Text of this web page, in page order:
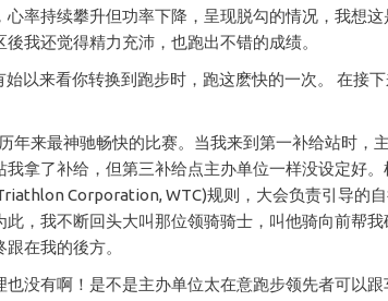
心率持续攀升但功率下降，呈现脱勾的情况，我想这
我还觉得精力充沛，也跑出不错的成绩。
始以来看你转换到跑步时，跑这麽快的一次。 在接
年来最神驰畅快的比赛。当我来到第一补给站时，
我拿了补给，但第三补给点主办单位一样没设定好
Corporation, WTC)规则，大会负责引导的
，我不断回头大叫那位领骑骑士，叫他骑向前帮我
在我的後方。
也没有啊！是不是主办单位太在意跑步领先者可以跟